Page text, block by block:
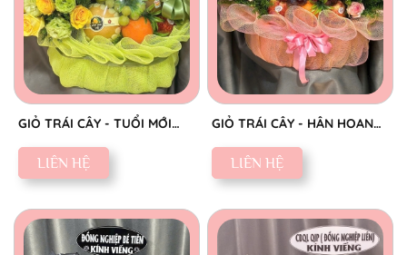
GIỎ TRÁI CÂY - TUỔI MỚI
VINH HOA
LIÊN HỆ
GIỎ TRÁI CÂY - HÂN HOAN
CHÚC MỪNG
LIÊN HỆ